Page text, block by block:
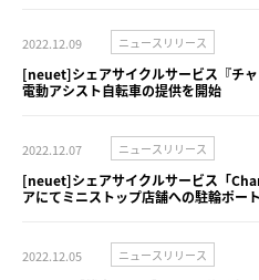
2022.12.09 ニュースリリース
[neuet]シェアサイクルサービス『チ
電動アシスト自転車の提供を開始
2022.12.07 ニュースリリース
[neuet]シェアサイクルサービス「
アにてミニストップ店舗への駐輪ポー
2022.12.05 ニュースリリース